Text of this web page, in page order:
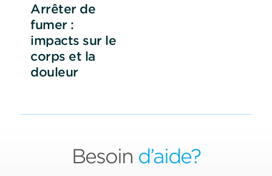
Arrêter de
fumer :
impacts sur le
corps et la
douleur
Besoin d’aide?